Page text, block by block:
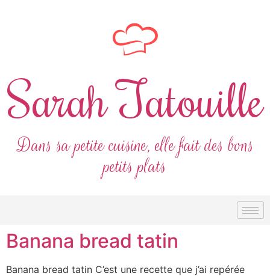
Sarah Tatouille
Dans sa petite cuisine, elle fait des bons
petits plats
Banana bread tatin
Banana bread tatin C’est une recette que j’ai repérée